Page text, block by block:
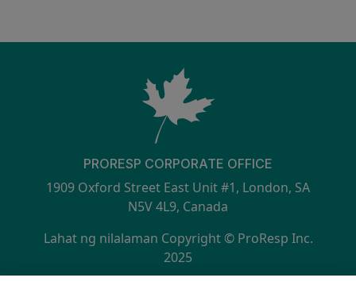
PRORESP CORPORATE OFFICE
1909 Oxford Street East Unit #1, London, SA
N5V 4L9, Canada
Lahat ng nilalaman Copyright © ProResp Inc.
2025